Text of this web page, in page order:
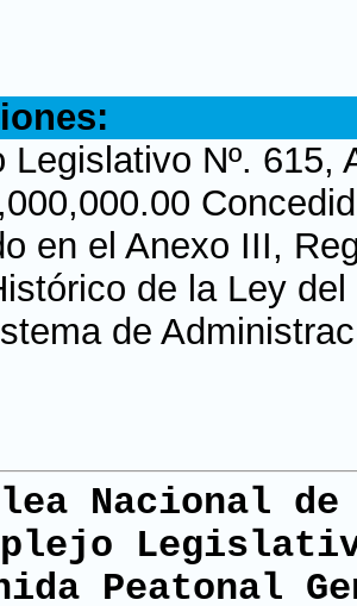
Legislativo Nº.
en el Anexo III,
de la Ley
de
Nacional
Peatonal